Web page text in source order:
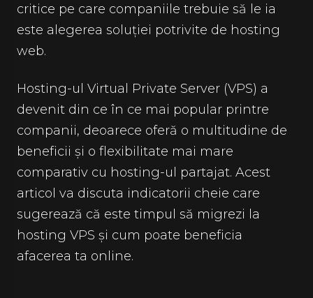
critice pe care companiile trebuie să le ia
este alegerea soluției potrivite de hosting
web.
Hosting-ul Virtual Private Server (VPS) a
devenit din ce în ce mai popular printre
companii, deoarece oferă o multitudine de
beneficii și o flexibilitate mai mare
comparativ cu hosting-ul partajat. Acest
articol va discuta indicatorii cheie care
sugerează că este timpul să migrezi la
hosting VPS și cum poate beneficia
afacerea ta online.